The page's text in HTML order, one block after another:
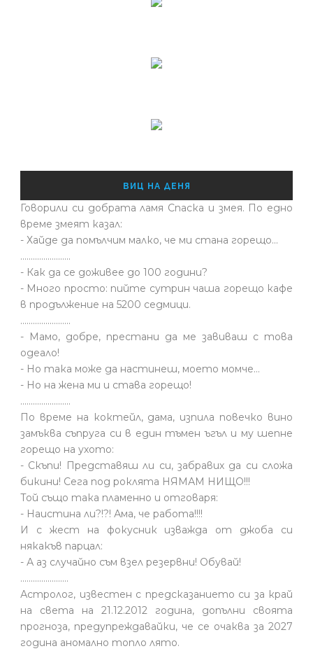
ВИЦ НА ДЕНЯ
Говорили си добрата ламя Спаска и змея. По едно
време змеят казал:
- Хайде да помълчим малко, че ми стана горещо...
........................
- Как да се доживее до 100 години?
- Много просто: пийте сутрин чаша горещо кафе
в продължение на 5200 седмици.
........................
- Мамо, добре, престани да ме завиваш с това
одеало!
- Но така може да настинеш, моето момче…
- Но на жена ми и става горещо!
........................
По време на коктейл, дама, изпила повечко вино
замъква съпруга си в един тъмен ъгъл и му шепне
горещо на ухото:
- Скъпи! Представяш ли си, забравих да си сложа
бикини! Сега под роклята НЯМАМ НИЩО!!!
Той също така пламенно и отговаря:
- Наистина ли?!?! Ама, че работа!!!!
И с жест на фокусник изважда от джоба си
някакъв парцал:
- А аз случайно съм взел резервни! Обувай!
.......................
Астролог, известен с предсказанието си за край
на света на 21.12.2012 година, допълни своята
прогноза, предупреждавайки, че се очаква за 2027
година аномално топло лято.